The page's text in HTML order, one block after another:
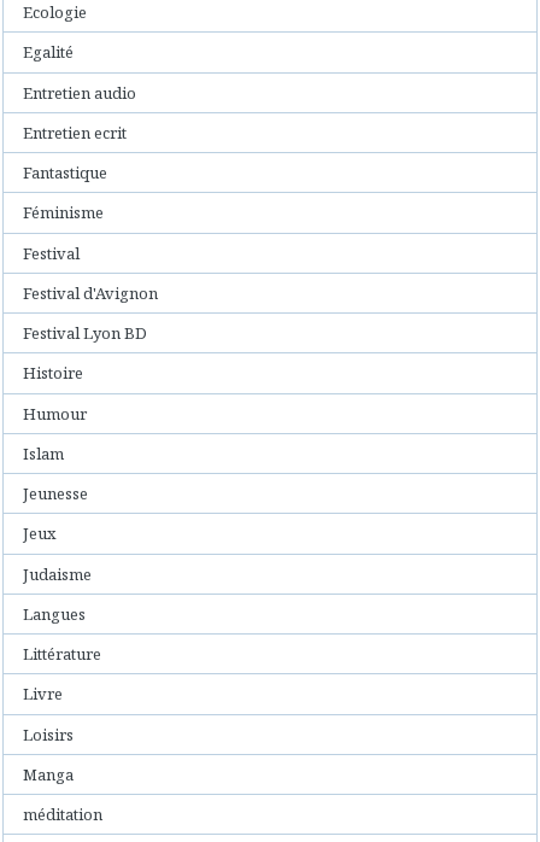
Ecologie
Egalité
Entretien audio
Entretien ecrit
Fantastique
Féminisme
Festival
Festival d'Avignon
Festival Lyon BD
Histoire
Humour
Islam
Jeunesse
Jeux
Judaisme
Langues
Littérature
Livre
Loisirs
Manga
méditation